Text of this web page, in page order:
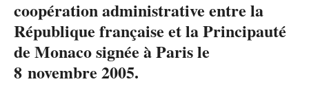
coopération administrative entre la
République française et la Principauté
de Monaco signée à Paris le
8 novembre 2005.